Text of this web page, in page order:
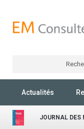
Actualités
JOURNAL